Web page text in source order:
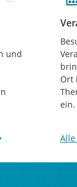
und
Ort
ein.